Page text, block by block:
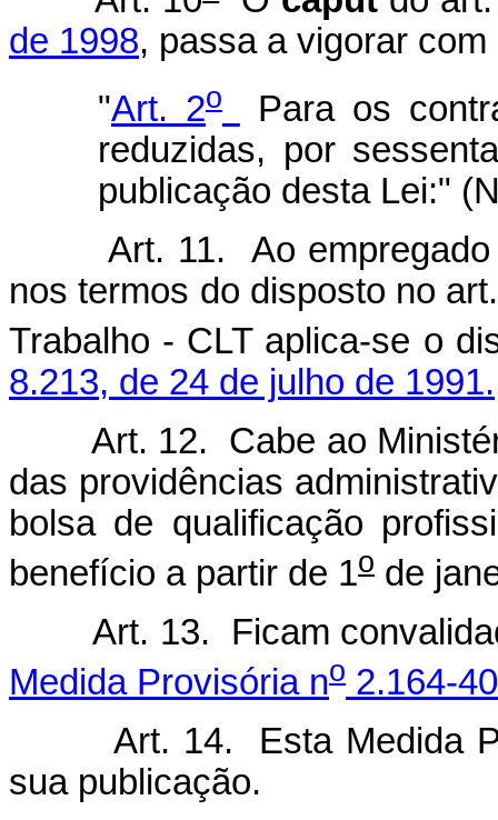
de 1998, passa a vigorar
"Art. 2o
Para os
reduzidas, por
publicação desta Lei:"
Art. 11. Ao
nos termos do disposto no
Trabalho - CLT aplica-se o
8.213, de 24 de julho de 1991.
Art. 12. Cabe ao
das providências
bolsa de qualificação
benefício a partir de 1o de
Art. 13. Ficam
Medida Provisória no 2.164-
Art. 14. Esta Medida
sua publicação.